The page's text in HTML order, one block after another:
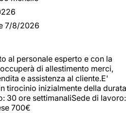
7/8/2026
al personale esperto e con la
di allestimento merci,
e assistenza al cliente.E'
tirocinio inizialmente della durata
30 ore settimanaliSede di lavoro:
700€